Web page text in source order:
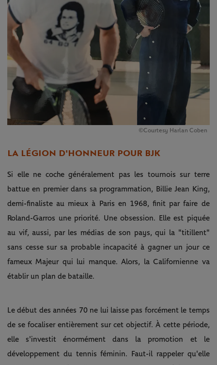
©Courtesy Harlan Coben
LA LÉGION D'HONNEUR POUR BJK
Si elle ne coche généralement pas les tournois sur terre
battue en premier dans sa programmation, Billie Jean King,
demi-finaliste au mieux à Paris en 1968, finit par faire de
Roland-Garros une priorité. Une obsession. Elle est piquée
au vif, aussi, par les médias de son pays, qui la "titillent"
sans cesse sur sa probable incapacité à gagner un jour ce
fameux Majeur qui lui manque. Alors, la Californienne va
établir un plan de bataille.
Le début des années 70 ne lui laisse pas forcément le temps
de se focaliser entièrement sur cet objectif. À cette période,
elle s'investit énormément dans la promotion et le
développement du tennis féminin. Faut-il rappeler qu'elle